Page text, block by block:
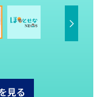
見る